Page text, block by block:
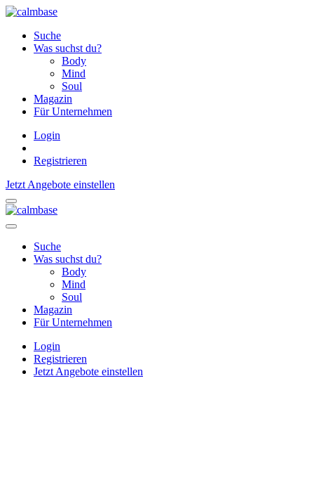
Suche
Was suchst du?
Body
Mind
Soul
Magazin
Für Unternehmen
Login
Registrieren
Jetzt Angebote einstellen
Suche
Was suchst du?
Body
Mind
Soul
Magazin
Für Unternehmen
Login
Registrieren
Jetzt Angebote einstellen